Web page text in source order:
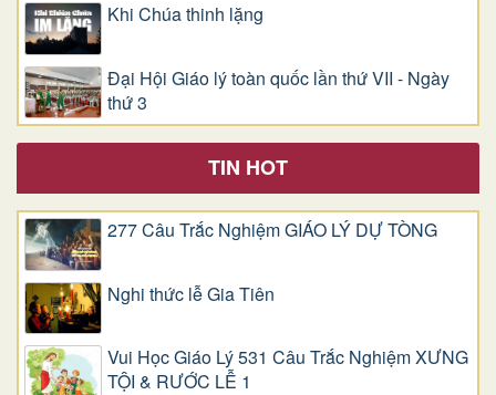
Khi Chúa thinh lặng
Đại Hội Giáo lý toàn quốc lần thứ VII - Ngày
thứ 3
TIN HOT
277 Câu Trắc Nghiệm GIÁO LÝ DỰ TÒNG
Nghi thức lễ Gia Tiên
Vui Học Giáo Lý 531 Câu Trắc Nghiệm XƯNG
TỘI & RƯỚC LỄ 1